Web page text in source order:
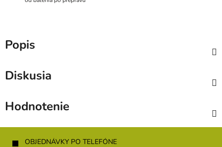
Popis
Diskusia
Hodnotenie
Z
OBJEDNÁVKY PO TELEFÓNE